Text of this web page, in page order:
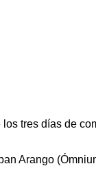
tres días de
Arango